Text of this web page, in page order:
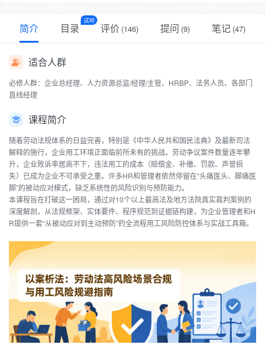
简介 目录
试听
评价 (146) 提问 (9) 笔记 (47)
适合人群
必修人群：企业总经理、人力资源总监/经理/主管、HRBP、法务人员、各部门
直线经理
课程简介
随着劳动法规体系的日益完善，特别是《中华人民共和国民法典》及最新司法
解释的施行，企业用工环境正面临前所未有的挑战。劳动争议案件数量逐年攀
升，企业败诉率居高不下，违法用工的成本（赔偿金、补缴、罚款、声誉损
失）已成为企业不可承受之重。许多HR和管理者依然停留在“头痛医头、脚痛医
脚”的被动应对模式，缺乏系统性的风险识别与预防能力。
本课程旨在打破这一困局，通过对10个以上最高法及地方法院真实裁判案例的
深度解剖，从法规框架、实体要件、程序规范到证据链构建，为企业管理者和H
R提供一套“从被动应对到主动预防”的全流程用工风险防控体系与实战工具箱。